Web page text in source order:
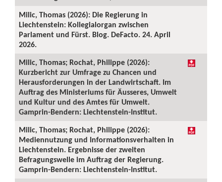
Milic, Thomas (2026): Die Regierung in
Liechtenstein: Kollegialorgan zwischen
Parlament und Fürst. Blog. DeFacto. 24. April
2026.
Milic, Thomas; Rochat, Philippe (2026):
Kurzbericht zur Umfrage zu Chancen und
Herausforderungen in der Landwirtschaft. Im
Auftrag des Ministeriums für Äusseres, Umwelt
und Kultur und des Amtes für Umwelt.
Gamprin-Bendern: Liechtenstein-Institut.
Milic, Thomas; Rochat, Philippe (2026):
Mediennutzung und Informationsverhalten in
Liechtenstein. Ergebnisse der zweiten
Befragungswelle im Auftrag der Regierung.
Gamprin-Bendern: Liechtenstein-Institut.